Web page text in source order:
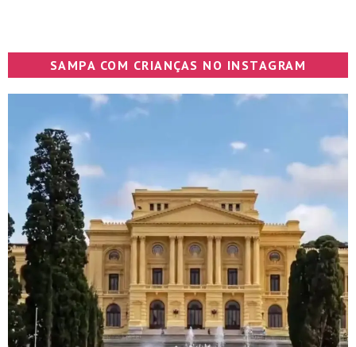
SAMPA COM CRIANÇAS NO INSTAGRAM